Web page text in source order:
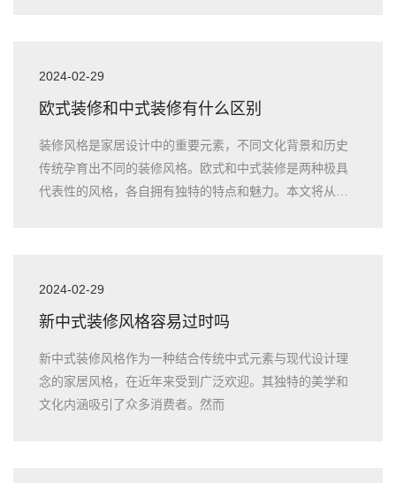
2024-02-29
欧式装修和中式装修有什么区别
装修风格是家居设计中的重要元素，不同文化背景和历史
传统孕育出不同的装修风格。欧式和中式装修是两种极具
代表性的风格，各自拥有独特的特点和魅力。本文将从历
2024-02-29
新中式装修风格容易过时吗
新中式装修风格作为一种结合传统中式元素与现代设计理
念的家居风格，在近年来受到广泛欢迎。其独特的美学和
文化内涵吸引了众多消费者。然而